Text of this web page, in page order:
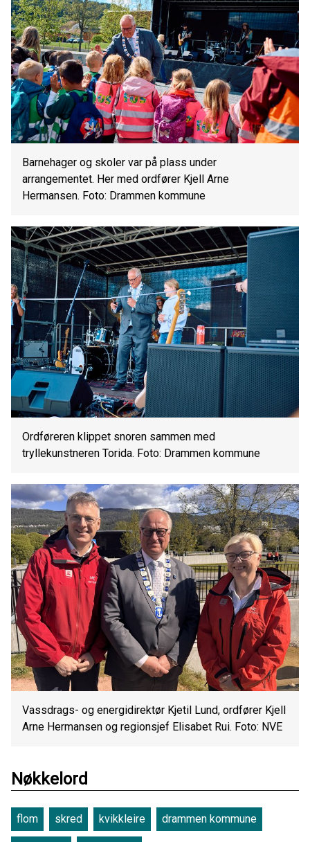
Barnehager og skoler var på plass under
arrangementet. Her med ordfører Kjell Arne
Hermansen. Foto: Drammen kommune
Ordføreren klippet snoren sammen med
tryllekunstneren Torida. Foto: Drammen kommune
Vassdrags- og energidirektør Kjetil Lund, ordfører Kjell
Arne Hermansen og regionsjef Elisabet Rui. Foto: NVE
Nøkkelord
flom skred kvikkleire drammen kommune